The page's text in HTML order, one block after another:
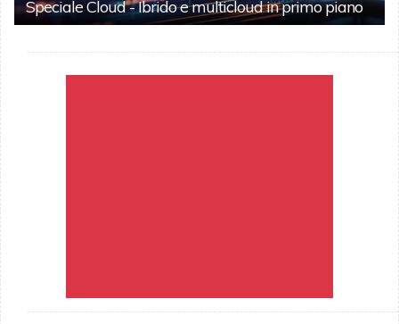
Speciale Cloud - Ibrido e multicloud in primo piano